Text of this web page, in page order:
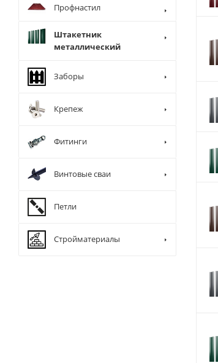
Профнастил
Штакетник
металлический
Заборы
Крепеж
Фитинги
Винтовые сваи
Петли
Стройматериалы